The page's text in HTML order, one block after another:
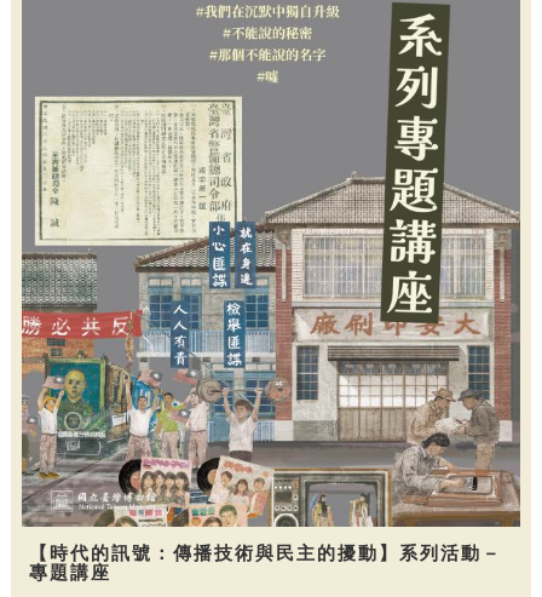
【時代的訊號：傳播技術與民主的擾動】系列活動－
專題講座